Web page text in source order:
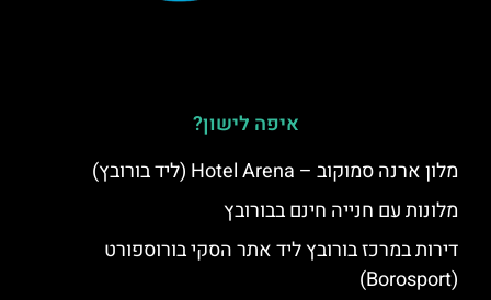
איפה לישון?
מלון ארנה סמוקוב – Hotel Arena (ליד בורובץ)
מלונות עם חנייה חינם בבורובץ
דירות במרכז בורובץ ליד אתר הסקי בורוספורט
(Borosport)